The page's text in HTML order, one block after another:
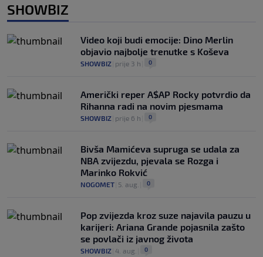
SHOWBIZ
Video koji budi emocije: Dino Merlin
objavio najbolje trenutke s Koševa
SHOWBIZ prije 3 h 0
Američki reper A$AP Rocky potvrdio da
Rihanna radi na novim pjesmama
SHOWBIZ prije 6 h 0
Bivša Mamićeva supruga se udala za
NBA zvijezdu, pjevala se Rozga i
Marinko Rokvić
NOGOMET 5. aug. 0
Pop zvijezda kroz suze najavila pauzu u
karijeri: Ariana Grande pojasnila zašto
se povlači iz javnog života
SHOWBIZ 4. aug. 0